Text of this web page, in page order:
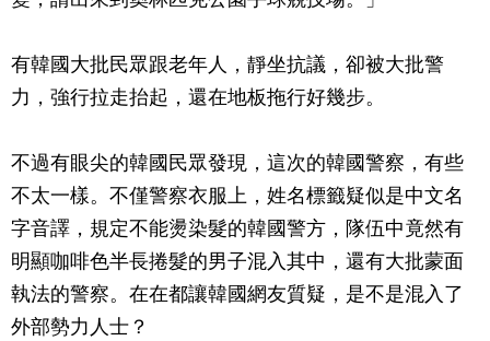
有韓國大批民眾跟老年人，靜坐抗議，卻被大批警
力，強行拉走抬起，還在地板拖行好幾步。
不過有眼尖的韓國民眾發現，這次的韓國警察，有些
不太一樣。不僅警察衣服上，姓名標籤疑似是中文名
字音譯，規定不能燙染髮的韓國警方，隊伍中竟然有
明顯咖啡色半長捲髮的男子混入其中，還有大批蒙面
執法的警察。在在都讓韓國網友質疑，是不是混入了
外部勢力人士？